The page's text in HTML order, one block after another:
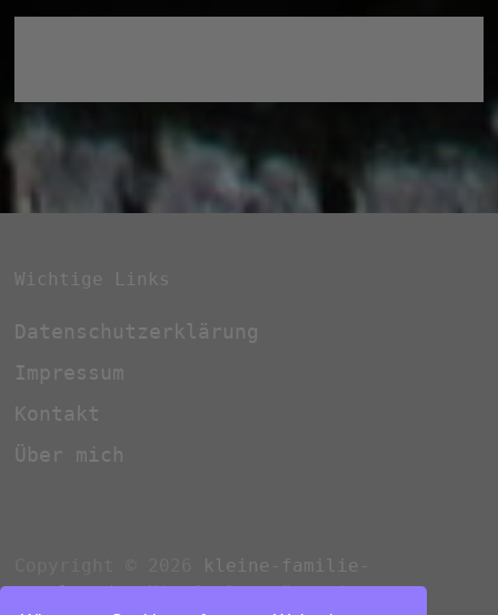
Wichtige Links
Datenschutzerklärung
Impressum
Kontakt
Über mich
kleine-familie-
rastlos.de. Mit Stolz präsentiert von